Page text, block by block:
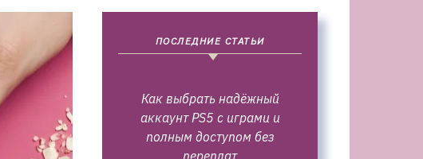
ПОСЛЕДНИЕ СТАТЬИ
Как выбрать надёжный
аккаунт PS5 с играми и
полным доступом без
переплат